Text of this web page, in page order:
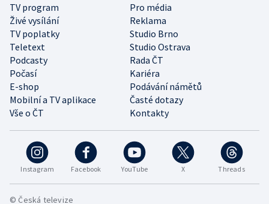
Instagram Facebook YouTube X Threads
TV program
Pro média
Živé vysílání
Reklama
TV poplatky
Studio Brno
Teletext
Studio Ostrava
Podcasty
Rada ČT
Počasí
Kariéra
E-shop
Podávání námětů
Mobilní a TV aplikace
Časté dotazy
Vše o ČT
Kontakty
© Česká televize